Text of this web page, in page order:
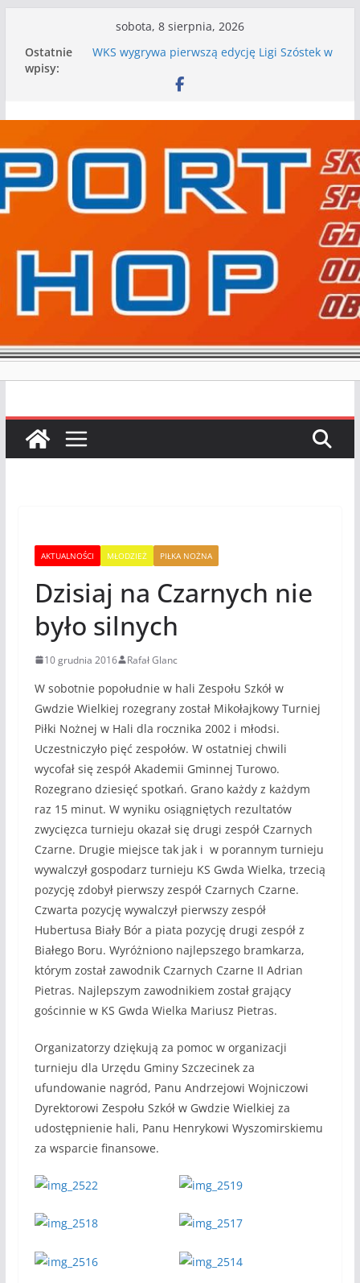
treści
sobota, 8 sierpnia, 2026
Ostatnie
wpisy:
WKS wygrywa pierwszą edycję Ligi Szóstek w
I mamy kolejne gry kontrolne, piłkarskie
Mecz o wygraną w I Edycji Lidze Szóstek Piłki
Nasze piłkarskie zespoły w toku przygotowań
do sezonu. Kolejne gry kontrolne przed nimi
Kolejne gry kontrolne naszych piłkarskich
zespołów za nami
AKTUALNOŚCI MŁODZIEŻ PIŁKA NOŻNA
Dzisiaj na Czarnych nie
było silnych
10 grudnia 2016 Rafał Glanc
W sobotnie popołudnie w hali Zespołu Szkół w
Gwdzie Wielkiej rozegrany został Mikołajkowy Turniej
Piłki Nożnej w Hali dla rocznika 2002 i młodsi.
Uczestniczyło pięć zespołów. W ostatniej chwili
wycofał się zespół Akademii Gminnej Turowo.
Rozegrano dziesięć spotkań. Grano każdy z każdym
raz 15 minut. W wyniku osiągniętych rezultatów
zwycięzca turnieju okazał się drugi zespół Czarnych
Czarne. Drugie miejsce tak jak i w porannym turnieju
wywalczył gospodarz turnieju KS Gwda Wielka, trzecią
pozycję zdobył pierwszy zespół Czarnych Czarne.
Czwarta pozycję wywalczył pierwszy zespół
Hubertusa Biały Bór a piata pozycję drugi zespół z
Białego Boru. Wyróżniono najlepszego bramkarza,
którym został zawodnik Czarnych Czarne II Adrian
Pietras. Najlepszym zawodnikiem został grający
gościnnie w KS Gwda Wielka Mariusz Pietras.
Organizatorzy dziękują za pomoc w organizacji
turnieju dla Urzędu Gminy Szczecinek za
ufundowanie nagród, Panu Andrzejowi Wojniczowi
Dyrektorowi Zespołu Szkół w Gwdzie Wielkiej za
udostępnienie hali, Panu Henrykowi Wyszomirskiemu
za wsparcie finansowe.